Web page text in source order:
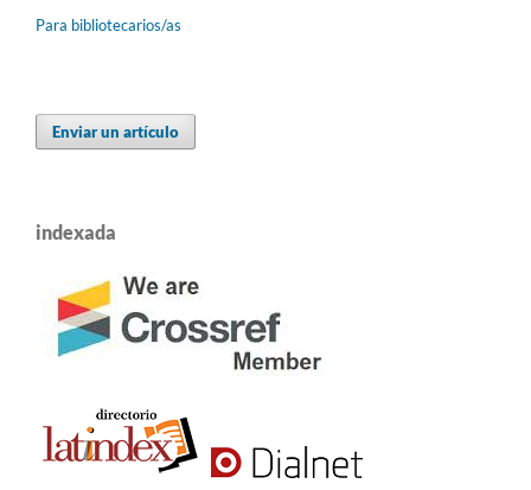
Para bibliotecarios/as
Enviar un artículo
indexada